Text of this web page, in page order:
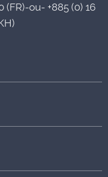
(FR)-ou- +885 (0) 16